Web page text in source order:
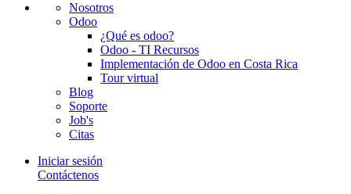
Nosotros
Odoo
¿Qué es odoo?
Odoo - TI Recursos
Implementación de Odoo en Costa Rica
Tour virtual
Blog
Soporte
Job's
Citas
Iniciar sesión
Contáctenos